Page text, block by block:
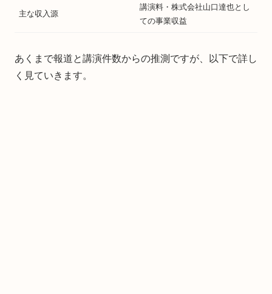
主な収入源
講演料・株式会社山口達也とし
ての事業収益
あくまで報道と講演件数からの推測ですが、以下で詳し
く見ていきます。